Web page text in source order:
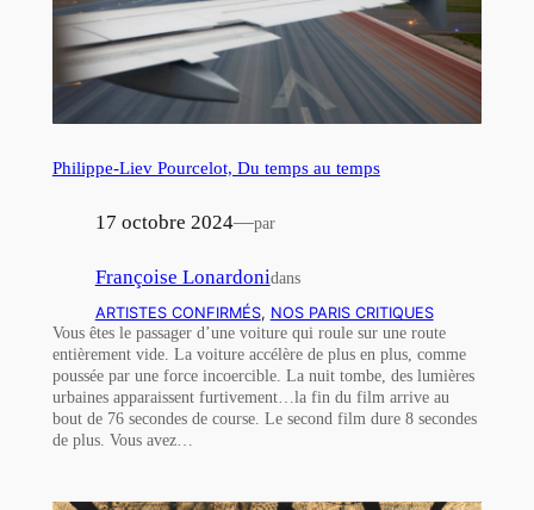
Philippe-Liev Pourcelot, Du temps au temps
17 octobre 2024—par
Françoise Lonardonidans
ARTISTES CONFIRMÉS, NOS PARIS CRITIQUES
Vous êtes le passager d’une voiture qui roule sur une route
entièrement vide. La voiture accélère de plus en plus, comme
poussée par une force incoercible. La nuit tombe, des lumières
urbaines apparaissent furtivement…la fin du film arrive au
bout de 76 secondes de course. Le second film dure 8 secondes
de plus. Vous avez…